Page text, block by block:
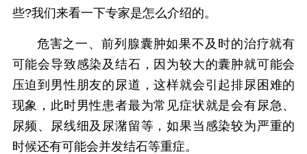
些?我们来看一下专家是怎么介绍的。
危害之一、前列腺囊肿如果不及时的治疗就有
可能会导致感染及结石，因为较大的囊肿就可能会
压迫到男性朋友的尿道，这样就会引起排尿困难的
现象，此时男性患者最为常见症状就是会有尿急、
尿频、尿线细及尿潴留等，如果当感染较为严重的
时候还有可能会并发结石等重症。